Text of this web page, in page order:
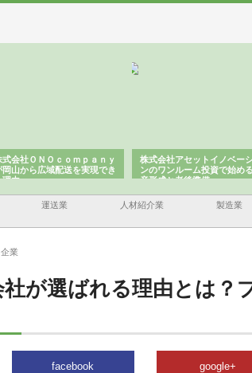
式会社ＯＮＯｃｏｍｐａｎｙ
岡山から広域配送を実現でき
理由
株式会社アセットイノベー
ンのワンルーム投資で始め
産形成と老後準備
運送業 人材紹介業 製造業
業
が選ばれる理由とは？
facebook google+